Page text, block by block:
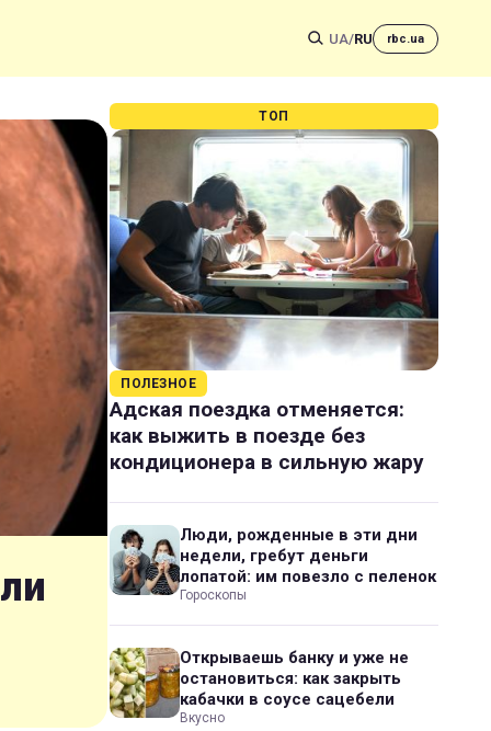
UA/RU rbc.ua
ТОП
ПОЛЕЗНОЕ
Адская поездка отменяется:
как выжить в поезде без
кондиционера в сильную жару
Люди, рожденные в эти дни
недели, гребут деньги
лопатой: им повезло с пеленок
Гороскопы
Открываешь банку и уже не
остановиться: как закрыть
кабачки в соусе сацебели
Вкусно